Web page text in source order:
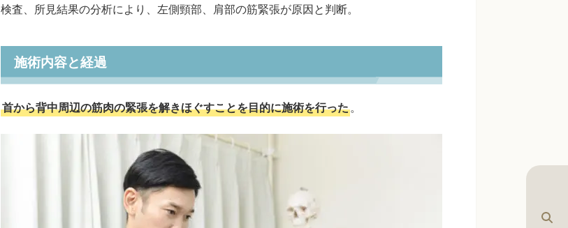
検査、所見結果の分析により、左側頸部、肩部の筋緊張が原因と判断。
施術内容と経過
首から背中周辺の筋肉の緊張を解きほぐすことを目的に施術を行った。